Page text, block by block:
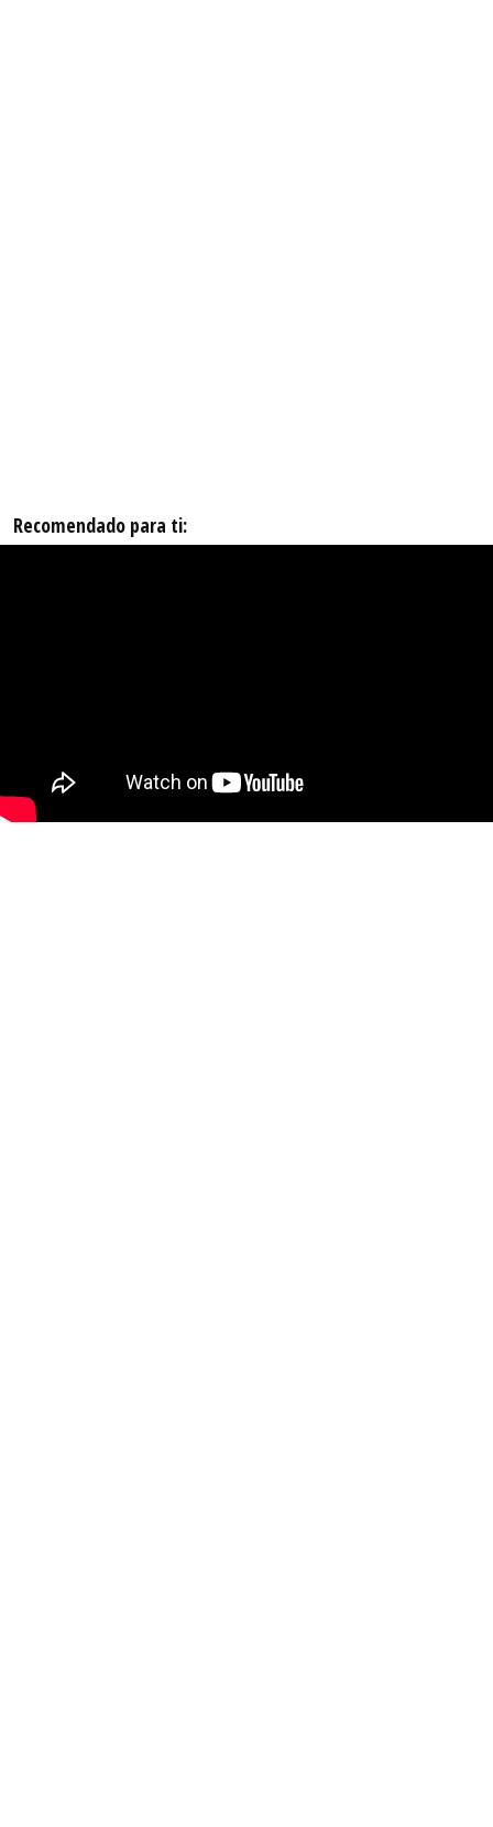
Recomendado para ti: